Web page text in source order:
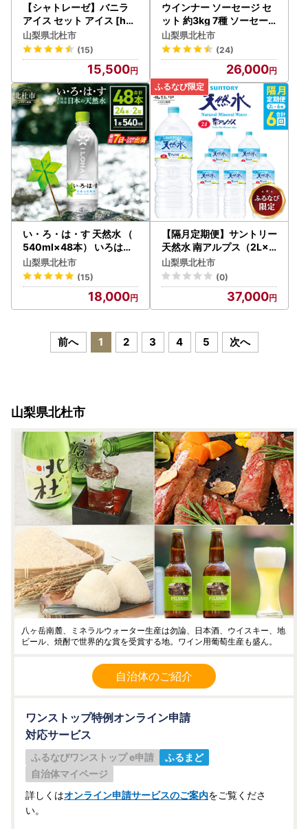
【シャトレーゼ】バニラ
アイス セット アイス [h0
28]
山梨県北杜市
(15)
15,500
ウインナー ソーセージ セ
ット 約3kg 7種 ソーセー
ジ [h038]
山梨県北杜市
(24)
26,000
い・ろ・は・す 天然水 （
540ml×48本） いろはす
水 ミネラルウォーター 北
杜市 [h083]
山梨県北杜市
(15)
18,000
【隔月定期便】サントリー
天然水 南アルプス（2L×6
本）計6回お届け FN-Limi
ted-SP [h009]
山梨県北杜市
(0)
37,000
前へ 1 2 3 4 5 次へ
山梨県北杜市
八ヶ岳南麓、ミネラルウォーター生産は勿論、日本酒、ウイスキー、地
ビール、焼酎で世界的な賞を受賞する地。ワイン用葡萄生産も盛ん。
自治体のご紹介
ワンストップ特例オンライン申請
対応サービス
ふるなびワンストップ e申請
ふるまど
自治体マイページ
詳しくはオンライン申請サービスのご案内をご覧くださ
い。